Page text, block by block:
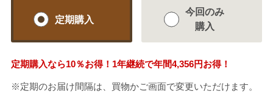
定期購入
今回のみ
購入
定期購入なら10％お得！1年継続で年間4,356円お得！
※定期のお届け間隔は、買物かご画面で変更いただけます。